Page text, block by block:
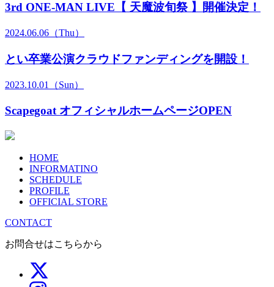
3rd ONE-MAN LIVE【 天魔波旬祭 】開催決定！
2024.06.06（Thu）
とい卒業公演クラウドファンディングを開設！
2023.10.01（Sun）
Scapegoat オフィシャルホームページOPEN
HOME
INFORMATINO
SCHEDULE
PROFILE
OFFICIAL STORE
CONTACT
お問合せはこちらから